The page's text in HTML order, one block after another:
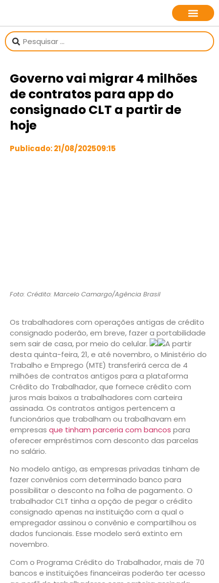
Governo vai migrar 4 milhões
de contratos para app do
consignado CLT a partir de
hoje
Publicado:21/08/202509:15
Foto: Crédito: Marcelo Camargo/Agência Brasil
Os trabalhadores com operações antigas de crédito
consignado poderão, em breve, fazer a portabilidade
sem sair de casa, por meio do celular.
A partir
desta quinta-feira, 21, e até novembro, o Ministério do
Trabalho e Emprego (MTE) transferirá cerca de 4
milhões de contratos antigos para a plataforma
Crédito do Trabalhador, que fornece crédito com
juros mais baixos a trabalhadores com carteira
assinada. Os contratos antigos pertencem a
funcionários que trabalham ou trabalhavam em
empresas que tinham parceria com bancos para
oferecer empréstimos com desconto das parcelas
no salário.
No modelo antigo, as empresas privadas tinham de
fazer convênios com determinado banco para
possibilitar o desconto na folha de pagamento. O
trabalhador CLT tinha a opção de pegar o crédito
consignado apenas na instituição com a qual o
empregador assinou o convênio e compartilhou os
dados funcionais. Esse modelo será extinto em
novembro.
Com o Programa Crédito do Trabalhador, mais de 70
bancos e instituições financeiras poderão ter acesso